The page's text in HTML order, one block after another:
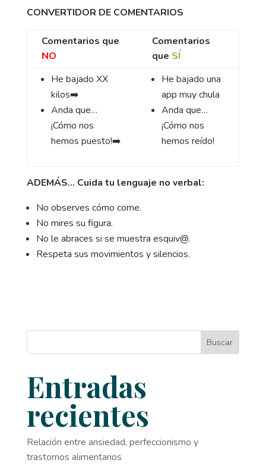
CONVERTIDOR DE COMENTARIOS
Comentarios que
NO
Comentarios
que SÍ
He bajado XX
kilos➡️
Anda que…
¡Cómo nos
hemos puesto!➡️
He bajado una
app muy chula
Anda que…
¡Cómo nos
hemos reído!
ADEMÁS… Cuida tu lenguaje no verbal:
No observes cómo come.
No mires su figura.
No le abraces si se muestra esquiv@.
Respeta sus movimientos y silencios.
Buscar
Entradas
recientes
Relación entre ansiedad, perfeccionismo y
trastornos alimentarios